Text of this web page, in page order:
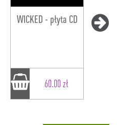
WICKED - płyta CD
60.00 zł